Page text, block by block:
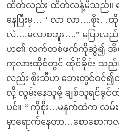
ထိတ်လည်း ထိတ်လန့်မိသည်။ တွ
နေပြီးမှ… “ လာ လာ….စို
လဲ….မလာစဘူး….” ပြောလည်း
ဟ၏ လက်တစ်ဖက်ကိုဆွဲ၍ အိ
ကုလားထိုင်တွင် ထိုင်ခိုင်း သည်
လည်း စိုးသီဟ ဘေးတွင်ဝင်၍
လို့ လွမ်းနေသူမို့ ချစ်သူရင်ခွင်ထဲ
ပင်။ “ ကိုစိုး…မနက်ထဲက
မှာရောက်နေတာ…စောစော